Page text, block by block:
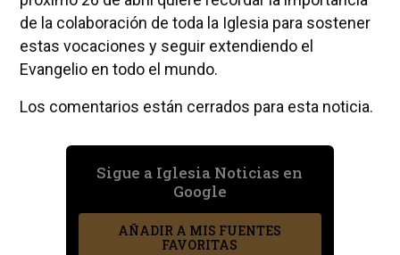
de la colaboración de toda la Iglesia para sostener
estas vocaciones y seguir extendiendo el
Evangelio en todo el mundo.
Los comentarios están cerrados para esta noticia.
Sigue a Iglesia Noticias en
Google
AÑADIR A MIS FUENTES
FAVORITAS